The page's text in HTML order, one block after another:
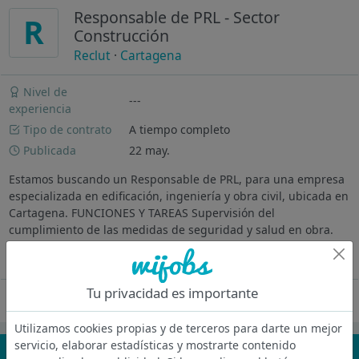
R
Responsable de PRL - Sector
Construcción
Reclut · Cartagena
Nivel de
experiencia
---
Tipo de contrato
A tiempo completo
Publicada
22 may.
Estamos buscando un Responsable de PRL, para una empresa
especializada en edificación, ingeniería y obra civil, ubicada en
Cartagena. FUNCIONES Y TAREAS Supervisión del
cumplimiento de las medidas de seguridad y salud en obra.
Realización de...
Oferta desactivada
Tu privacidad es importante
Utilizamos cookies propias y de terceros para darte un mejor
servicio, elaborar estadísticas y mostrarte contenido